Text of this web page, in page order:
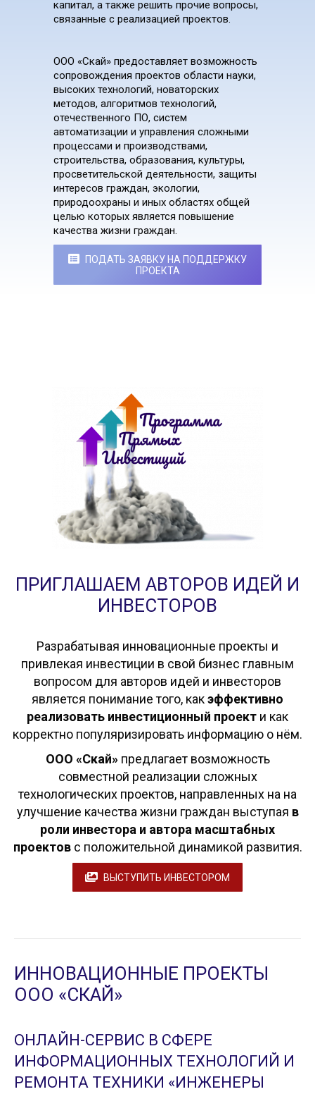
капитал, а также решить прочие вопросы,
связанные с реализацией проектов.
ООО «Скай» предоставляет возможность
сопровождения проектов области науки,
высоких технологий, новаторских
методов, алгоритмов технологий,
отечественного ПО, систем
автоматизации и управления сложными
процессами и производствами,
строительства, образования, культуры,
просветительской деятельности, защиты
интересов граждан, экологии,
природоохраны и иных областях общей
целью которых является повышение
качества жизни граждан.
ПОДАТЬ ЗАЯВКУ НА ПОДДЕРЖКУ
ПРОЕКТА
ПРИГЛАШАЕМ АВТОРОВ ИДЕЙ И
ИНВЕСТОРОВ
Разрабатывая инновационные проекты и
привлекая инвестиции в свой бизнес главным
вопросом для авторов идей и инвесторов
является понимание того, какэффективно
реализовать инвестиционный проект и как
корректно популяризировать информацию о нём.
ООО «Скай»предлагает возможность
совместной реализации сложных
технологических проектов, направленных на на
улучшение качества жизни граждан выступая в
роли инвестора и автора масштабных
проектовс положительной динамикой развития.
ВЫСТУПИТЬ ИНВЕСТОРОМ
ИННОВАЦИОННЫЕ ПРОЕКТЫ
ООО «СКАЙ»
ОНЛАЙН-СЕРВИС В СФЕРЕ
ИНФОРМАЦИОННЫХ ТЕХНОЛОГИЙ И
РЕМОНТА ТЕХНИКИ «ИНЖЕНЕРЫ